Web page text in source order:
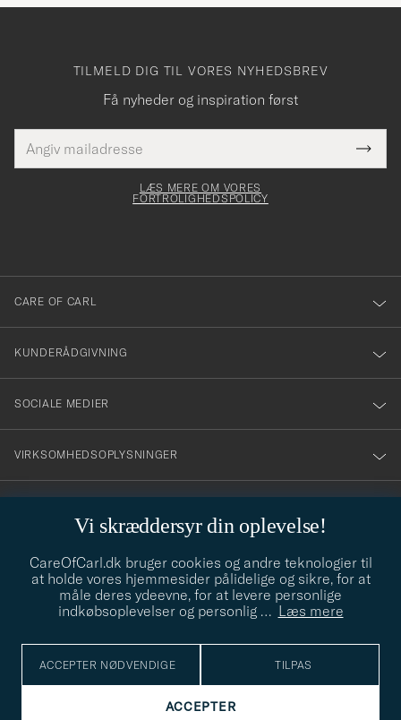
Vi skræddersyr din oplevelse!
CareOfCarl.dk bruger cookies og andre teknologier til
at holde vores hjemmesider pålidelige og sikre, for at
måle deres ydeevne, for at levere personlige
indkøbsoplevelser og personlig … Læs mere
ACCEPTER NØDVENDIGE TILPAS
ACCEPTER
TILMELD DIG TIL VORES NYHEDSBREV
Få nyheder og inspiration først
mailadresse
skal
Tack
för
dig
till
vårt
nyhetsbrev!
LÆS MERE OM VORES
FORTROLIGHEDSPOLICY
CARE OF CARL
KUNDERÅDGIVNING
SOCIALE MEDIER
VIRKSOMHEDSOPLYSNINGER
info@careofcarl.dk
Behøver du hjælp til at finde din stil? Lad os hjælpe dig, vi hjælper
gerne til!
STILRÅD